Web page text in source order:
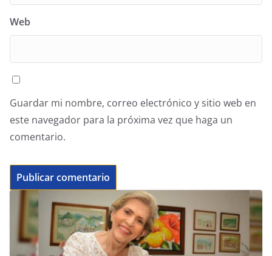
Web
Guardar mi nombre, correo electrónico y sitio web en
este navegador para la próxima vez que haga un
comentario.